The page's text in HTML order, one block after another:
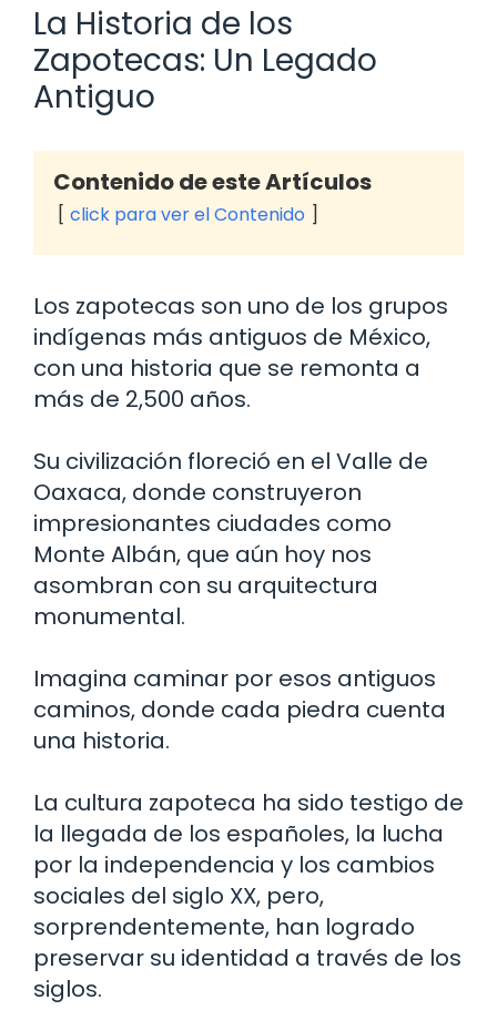
La Historia de los
Zapotecas: Un Legado
Antiguo
Contenido de este Artículos
click para ver el Contenido
Los zapotecas son uno de los grupos
indígenas más antiguos de México,
con una historia que se remonta a
más de 2,500 años.
Su civilización floreció en el Valle de
Oaxaca, donde construyeron
impresionantes ciudades como
Monte Albán, que aún hoy nos
asombran con su arquitectura
monumental.
Imagina caminar por esos antiguos
caminos, donde cada piedra cuenta
una historia.
La cultura zapoteca ha sido testigo de
la llegada de los españoles, la lucha
por la independencia y los cambios
sociales del siglo XX, pero,
sorprendentemente, han logrado
preservar su identidad a través de los
siglos.